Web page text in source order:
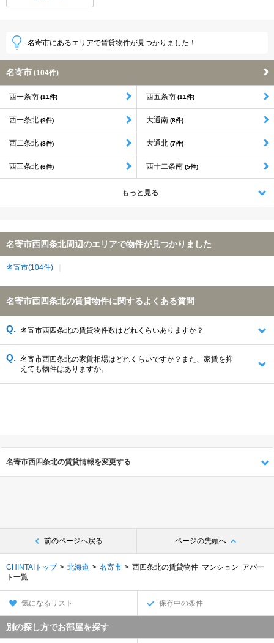
名寄市にあるエリアで賃貸物件が見つかりました！
名寄市 (104件)
西一条南 (11件) 西五条南 (11件)
西一条北 (9件) 大通南 (8件)
西二条北 (8件) 大通北 (7件)
西三条北 (6件) 西十二条南 (5件)
もっと見る
名寄市西四条北周辺のエリアで物件が見つかりました
名寄市(104件)
名寄市西四条北の賃貸物件に関するよくある質問
名寄市西四条北の賃貸物件数はどれくらいありますか？
名寄市西四条北の家賃相場はどれくらいですか？また、家賃を抑
えても物件はありますか。
名寄市西四条北の賃貸情報を変更する
前のページへ戻る ページの先頭へ
CHINTAIトップ 北海道 名寄市
西四条北の賃貸物件･マンション･アパー
ト一覧
気になるリスト 保存中の条件
別の探し方でお部屋を探す